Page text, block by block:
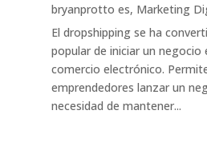
bryanprotto es, Marketing
El dropshipping se ha
popular de iniciar un negocio
comercio electrónico.
emprendedores lanzar un
necesidad de mantener...